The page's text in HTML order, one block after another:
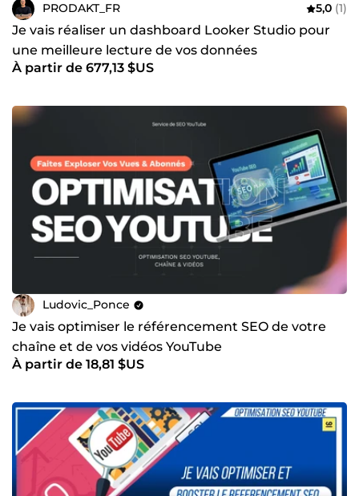
PRODAKT_FR 5,0 (1)
Je vais réaliser un dashboard Looker Studio pour
une meilleure lecture de vos données
À partir de 677,13 $US
Ludovic_Ponce
Je vais optimiser le référencement SEO de votre
chaîne et de vos vidéos YouTube
À partir de 18,81 $US